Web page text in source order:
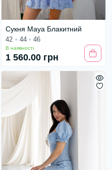
Сукня Maya Блакитний
42 44 46
В наявності
1 560.00 грн